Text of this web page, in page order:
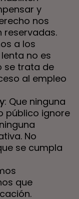
y
nos
reservadas.
a los
no es
se trata de
al empleo
: Que ninguna
público ignore
No
se cumpla
que